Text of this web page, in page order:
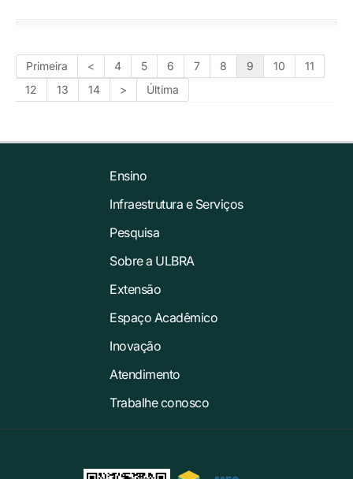
Primeira < 4 5 6 7 8 9 10
11
12
13 14 > Última
Ensino
Infraestrutura e Serviços
Pesquisa
Sobre a ULBRA
Extensão
Espaço Acadêmico
Inovação
Atendimento
Trabalhe conosco